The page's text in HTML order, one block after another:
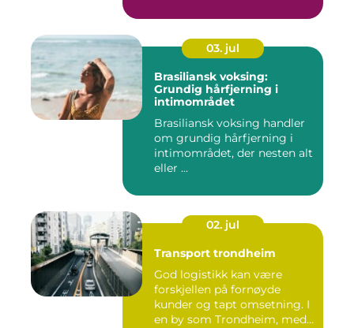
03. jul
Brasiliansk voksing:
Grundig hårfjerning i
intimområdet
Brasiliansk voksing handler
om grundig hårfjerning i
intimområdet, der nesten alt
eller ...
02. jul
Transport trondheim
God logistikk kan være
forskjellen på fornøyde
kunder og tapt omsetning. I
en by som Trondheim, med